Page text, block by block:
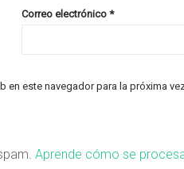
Correo electrónico *
en este navegador para la próxima
Aprende cómo se